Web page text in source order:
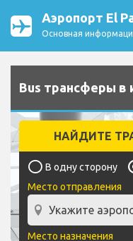
Аэропорт El
Основная
Bus трансферы в
НАЙДИТЕ
В одну сторону
Место отправления
Место назначения